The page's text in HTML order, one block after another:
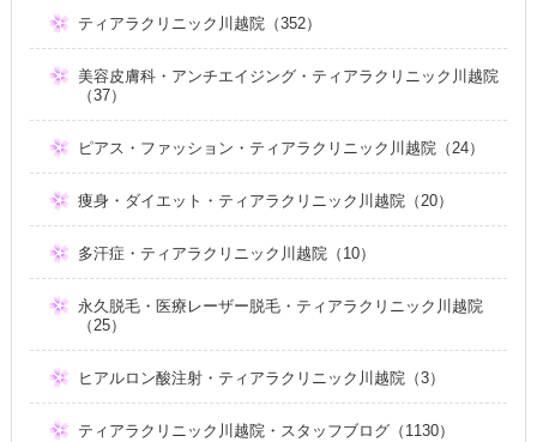
ティアラクリニック川越院（352）
美容皮膚科・アンチエイジング・ティアラクリニック川越院
（37）
ピアス・ファッション・ティアラクリニック川越院（24）
痩身・ダイエット・ティアラクリニック川越院（20）
多汗症・ティアラクリニック川越院（10）
永久脱毛・医療レーザー脱毛・ティアラクリニック川越院
（25）
ヒアルロン酸注射・ティアラクリニック川越院（3）
ティアラクリニック川越院・スタッフブログ（1130）